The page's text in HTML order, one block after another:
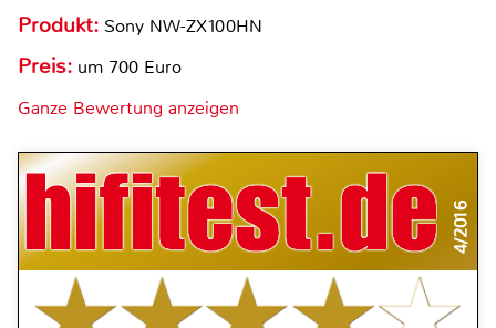
Produkt: Sony NW-ZX100HN
Preis: um 700 Euro
Ganze Bewertung anzeigen
4/2016